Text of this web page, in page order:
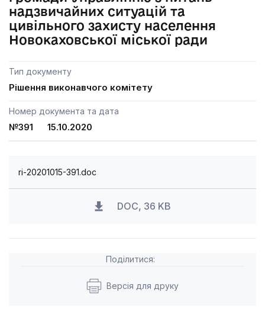
надзвичайних ситуацій та
цивільного захисту населення
Новокаховської міської ради
Тип документу
Рішення виконавчого комітету
Номер документа та дата
№391 15.10.2020
ri-20201015-391.doc
DOC, 36 KB
Поділитися:
Версія для друку